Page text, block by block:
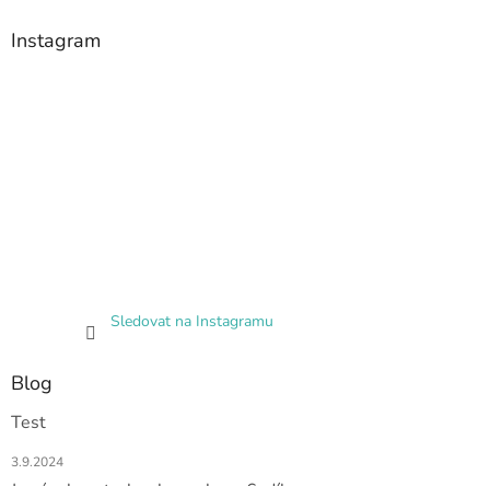
Instagram
Sledovat na Instagramu
Blog
Test
3.9.2024